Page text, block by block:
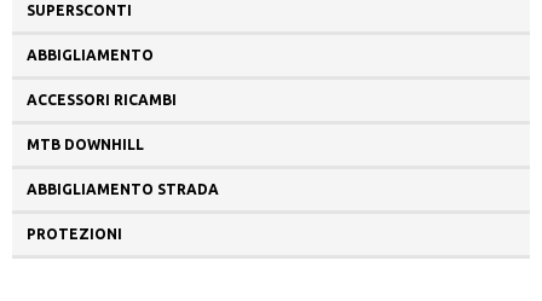
SUPERSCONTI
ABBIGLIAMENTO
ACCESSORI RICAMBI
MTB DOWNHILL
ABBIGLIAMENTO STRADA
PROTEZIONI